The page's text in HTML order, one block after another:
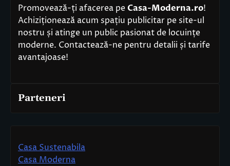
Promovează-ți afacerea pe Casa-Moderna.ro!
Achiziționează acum spațiu publicitar pe site-ul
nostru și atinge un public pasionat de locuințe
moderne. Contactează-ne pentru detalii și tarife
avantajoase!
Parteneri
Casa Sustenabila
Casa Moderna